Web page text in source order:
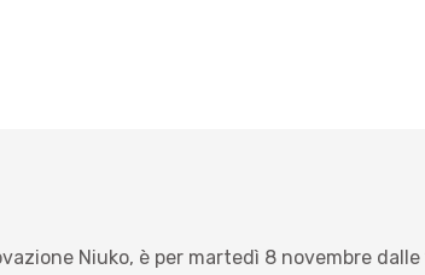
Niuko, è per martedì 8 novembre dalle